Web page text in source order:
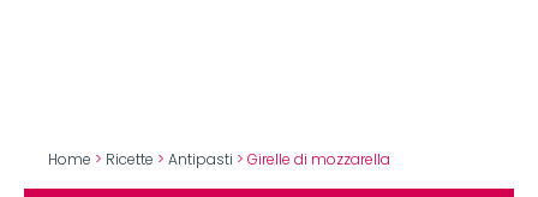
Home > Ricette > Antipasti > Girelle di mozzarella